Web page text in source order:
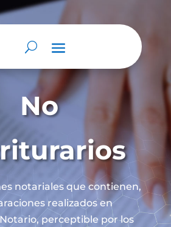
No
notariales que contienen,
realizados en
perceptible por los